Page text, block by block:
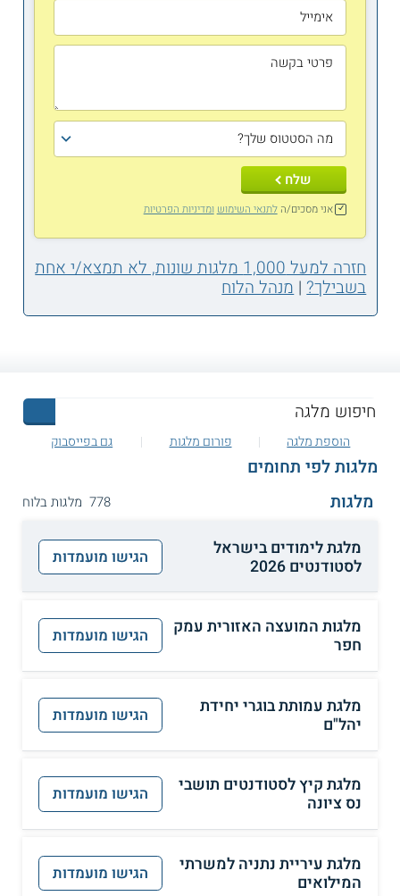
שלח
אני מסכים/הלתנאי השימוש ומדיניות הפרטיות
חזרה למעל 1,000 מלגות שונות, לא תמצא/י אחת
בשבילך?|מנהל הלוח
הוספת מלגה פורום מלגות גם בפייסבוק
מלגות לפי תחומים
מלגות
778 מלגות בלוח
מלגת לימודים בישראל
לסטודנטים 2026
הגישו מועמדות
מלגות המועצה האזורית עמק
חפר
הגישו מועמדות
מלגת עמותת בוגרי יחידת
יהל"ם
הגישו מועמדות
מלגת קיץ לסטודנטים תושבי
נס ציונה
הגישו מועמדות
מלגת עיריית נתניה למשרתי
המילואים
הגישו מועמדות